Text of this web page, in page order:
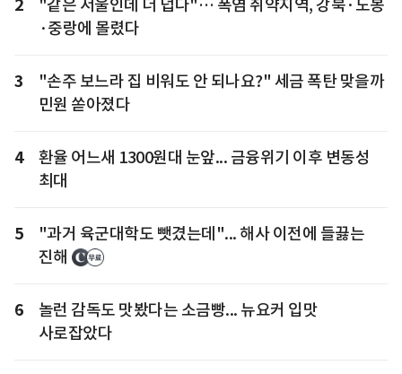
2
"같은 서울인데 더 덥다"… 폭염 취약지역, 강북·도봉
·중랑에 몰렸다
3
"손주 보느라 집 비워도 안 되나요?" 세금 폭탄 맞을까
민원 쏟아졌다
4
환율 어느새 1300원대 눈앞... 금융위기 이후 변동성
최대
5
"과거 육군대학도 뺏겼는데"... 해사 이전에 들끓는
진해
6
놀런 감독도 맛봤다는 소금빵... 뉴요커 입맛
사로잡았다